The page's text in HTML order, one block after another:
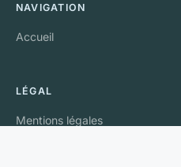
NAVIGATION
Accueil
LÉGAL
Mentions légales